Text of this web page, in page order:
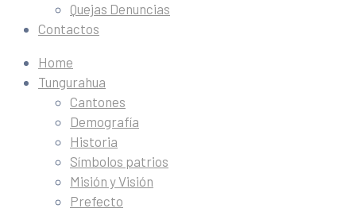
Quejas Denuncias
Contactos
Home
Tungurahua
Cantones
Demografía
Historia
Símbolos patrios
Misión y Visión
Prefecto